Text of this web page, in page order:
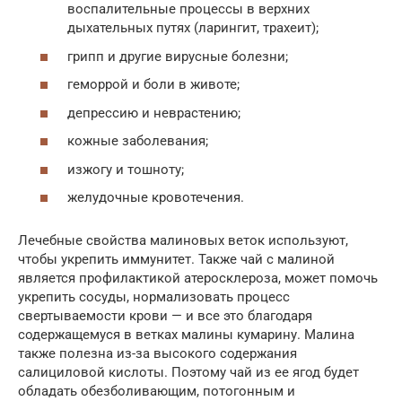
воспалительные процессы в верхних
дыхательных путях (ларингит, трахеит);
грипп и другие вирусные болезни;
геморрой и боли в животе;
депрессию и неврастению;
кожные заболевания;
изжогу и тошноту;
желудочные кровотечения.
Лечебные свойства малиновых веток используют,
чтобы укрепить иммунитет. Также чай с малиной
является профилактикой атеросклероза, может помочь
укрепить сосуды, нормализовать процесс
свертываемости крови — и все это благодаря
содержащемуся в ветках малины кумарину. Малина
также полезна из-за высокого содержания
салициловой кислоты. Поэтому чай из ее ягод будет
обладать обезболивающим, потогонным и